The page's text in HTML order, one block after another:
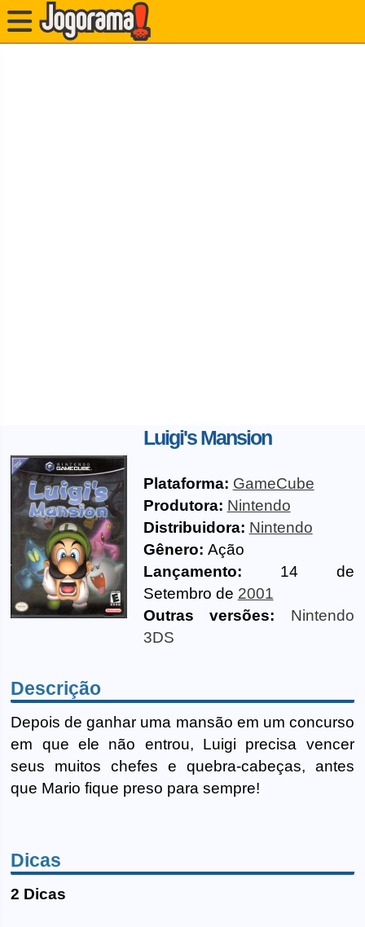
Luigi's Mansion
Plataforma: GameCube
Produtora: Nintendo
Distribuidora: Nintendo
Gênero: Ação
Lançamento: 14 de
Setembro de 2001
Outras versões:
Nintendo
3DS
Descrição
Depois de ganhar uma mansão em um concurso
em que ele não entrou, Luigi precisa vencer
seus muitos chefes e quebra-cabeças, antes
que Mario fique preso para sempre!
Dicas
2 Dicas